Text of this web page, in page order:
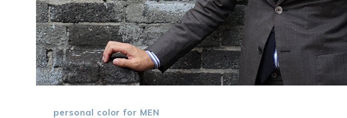
personal color for MEN